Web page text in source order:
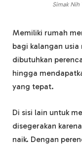
Simak Nih
Memiliki rumah
bagi kalangan
dibutuhkan
hingga
yang tepat.
Di sisi lain untuk
disegerakan
naik. Dengan